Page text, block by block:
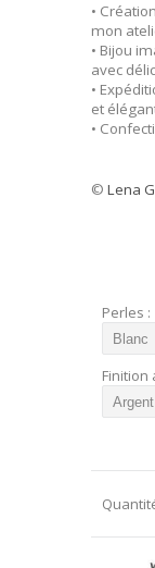
•
mon
• Bijou
avec
•
et
•
© Lena
Perles :
Finition